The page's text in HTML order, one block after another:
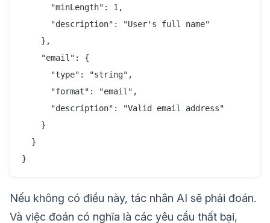
      "minLength": 1,
      "description": "User's full name"
    },
    "email": {
      "type": "string",
      "format": "email",
      "description": "Valid email address"
    }
  }
Nếu không có điều này, tác nhân AI sẽ phải đoán.
Và việc đoán có nghĩa là các yêu cầu thất bại,